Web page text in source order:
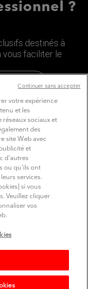
?
destinés à
vous faciliter le
Pros
sociaux
légales
votre expérience
et les
sociaux et
des
site Web avec
et
d'autres
ou qu'ils ont
services.
si vous
Veuillez cliquer
vos
Continuer sans accepter